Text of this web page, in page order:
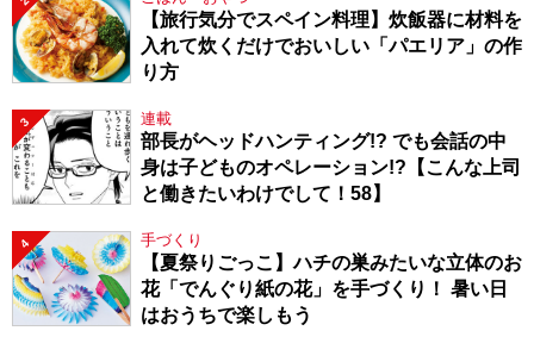
【旅行気分でスペイン料理】炊飯器に材料を
入れて炊くだけでおいしい「パエリア」の作
り方
3 連載
部長がヘッドハンティング!? でも会話の中
身は子どものオペレーション!?【こんな上司
と働きたいわけでして！58】
4 手づくり
【夏祭りごっこ】ハチの巣みたいな立体のお
花「でんぐり紙の花」を手づくり！ 暑い日
はおうちで楽しもう